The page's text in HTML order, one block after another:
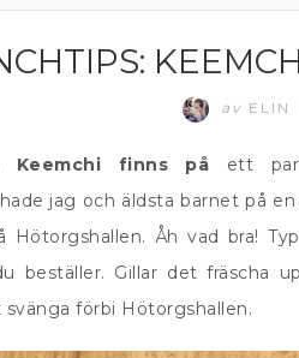
av ELIN
Keemchi finns på ett par
jag och äldsta barnet på
Hötorgshallen. Åh vad bra!
beställer. Gillar det fräscha
förbi Hötorgshallen.